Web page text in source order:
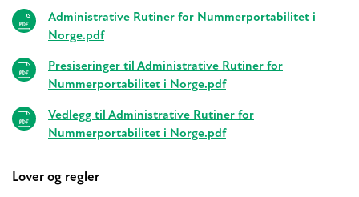
Administrative Rutiner for Nummerportabilitet i
Norge.pdf
Presiseringer til Administrative Rutiner for
Nummerportabilitet i Norge.pdf
Vedlegg til Administrative Rutiner for
Nummerportabilitet i Norge.pdf
Lover og regler